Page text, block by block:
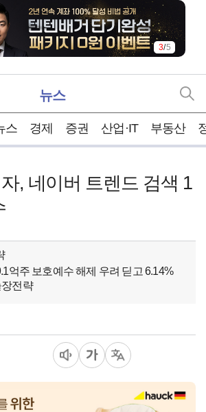
3/5
뉴스
스 경제 증권 산업·IT 부동산
, 네이버 트렌드 검색 1
억주 보호예수 해제 우려 딛고 6.14%
장전략